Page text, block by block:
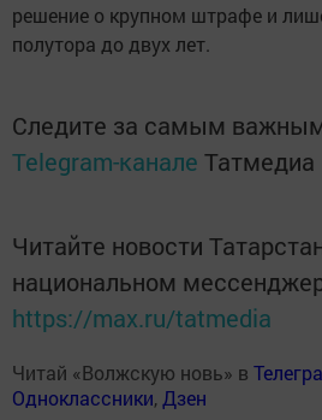
решение о крупном штрафе и
полутора до двух лет.
Следите за самым
Telegram-канале Татмедиа
Читайте новости
национальном
https://max.ru/tatmedia
Читай «Волжскую новь» в
Одноклассники, Дзен